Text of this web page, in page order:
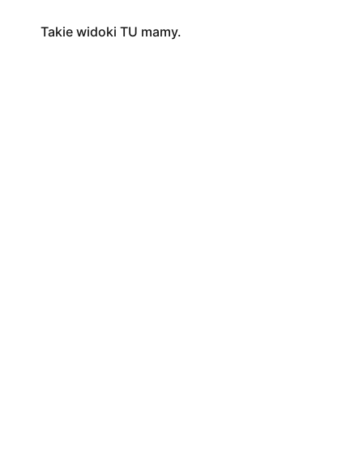
Takie widoki TU mamy.